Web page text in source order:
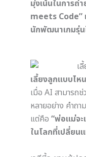
มุ่งเน้นในการ
meets Code”
นักพัฒนาเกมรุ่
เลี้ยงลูกแบบไห
เมื่อ AI สามารถ
หลายอย่าง คำถา
แต่คือ “พ่อแม่จะ
ในโลกที่เปลี่ยน